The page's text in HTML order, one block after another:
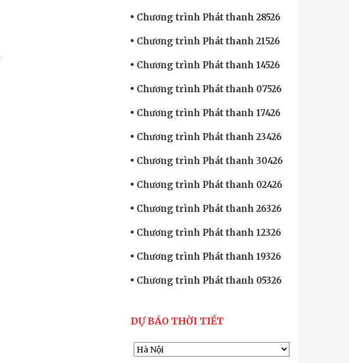
Chương trình Phát thanh 28526
Chương trình Phát thanh 21526
Chương trình Phát thanh 14526
Chương trình Phát thanh 07526
Chương trình Phát thanh 17426
Chương trình Phát thanh 23426
Chương trình Phát thanh 30426
Chương trình Phát thanh 02426
Chương trình Phát thanh 26326
Chương trình Phát thanh 12326
Chương trình Phát thanh 19326
Chương trình Phát thanh 05326
DỰ BÁO THỜI TIẾT